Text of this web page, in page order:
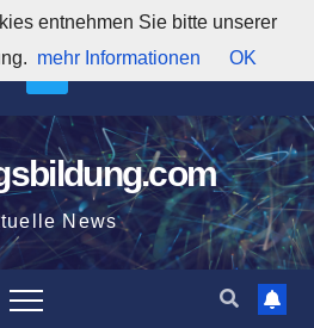
AM
News
entnehmen Sie bitte unserer
mehr Informationen OK